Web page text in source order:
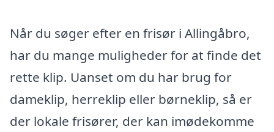
Når du søger efter en frisør i Allingåbro,
har du mange muligheder for at finde det
rette klip. Uanset om du har brug for
dameklip, herreklip eller børneklip, så er
der lokale frisører, der kan imødekomme